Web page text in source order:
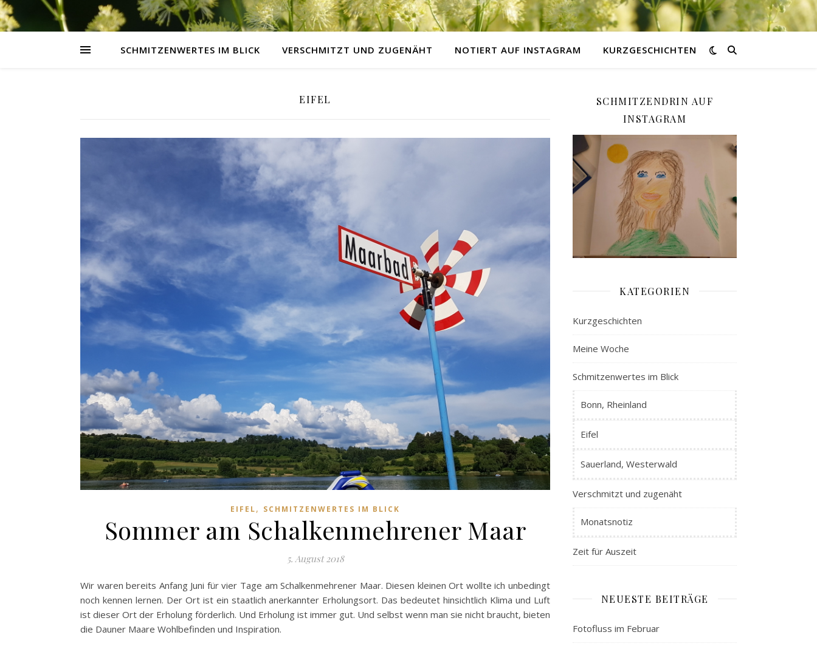
SCHMITZENWERTES IM BLICK VERSCHMITZT UND ZUGENÄHT NOTIERT AUF INSTAGRAM KURZGESCHICHTEN
EIFEL
EIFEL, SCHMITZENWERTES IM BLICK
Sommer am Schalkenmehrener Maar
5. August 2018
Wir waren bereits Anfang Juni für vier Tage am Schalkenmehrener Maar. Diesen kleinen Ort wollte ich unbedingt
noch kennen lernen. Der Ort ist ein staatlich anerkannter Erholungsort. Das bedeutet hinsichtlich Klima und Luft
ist dieser Ort der Erholung förderlich. Und Erholung ist immer gut. Und selbst wenn man sie nicht braucht, bieten
die Dauner Maare Wohlbefinden und Inspiration.
SCHMITZENDRIN AUF
INSTAGRAM
KATEGORIEN
Kurzgeschichten
Meine Woche
Schmitzenwertes im Blick
Bonn, Rheinland
Eifel
Sauerland, Westerwald
Verschmitzt und zugenäht
Monatsnotiz
Zeit für Auszeit
NEUESTE BEITRÄGE
Fotofluss im Februar